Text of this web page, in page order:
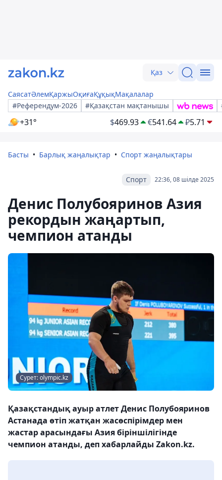
Қаз
СаясатӘлемҚаржыОқиғаҚұқықМақалалар
#Референдум-2026
#Қазақстан мақтанышы
+31° $469.93 €541.64 ₽5.71
Басты Барлық жаңалықтар Спорт жаңалықтары
22:36, 08 шілде 2025
Спорт
Денис Полубояринов Азия
рекордын жаңартып,
чемпион атанды
Сурет: olympic.kz
Қазақстандық ауыр атлет Денис Полубояринов
Астанада өтіп жатқан жасөспірімдер мен
жастар арасындағы Азия біріншілігінде
чемпион атанды, деп хабарлайды Zakon.kz.